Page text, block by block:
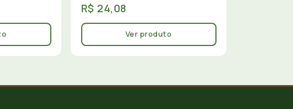
R$ 24,08
Ver produto